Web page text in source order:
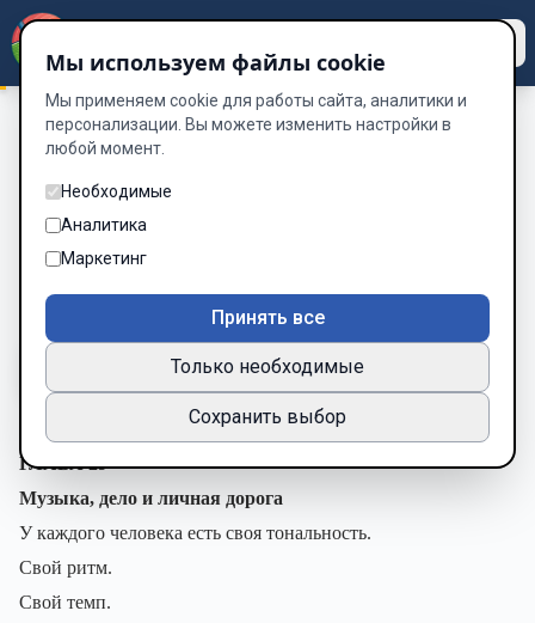
МОГУЧИЙ ЧЕЛОВЕК
дорога
ГЛАВА 29. Музыка, дело и личная
дорога
Глава 31 из 34
Шрифт
ГЛАВА 29
Музыка, дело и личная дорога
У каждого человека есть своя тональность.
Свой ритм.
Свой темп.
Мы используем файлы cookie
Мы применяем cookie для работы сайта, аналитики и
персонализации. Вы можете изменить настройки в
любой момент.
Необходимые
Аналитика
Маркетинг
Принять все
Только необходимые
Сохранить выбор